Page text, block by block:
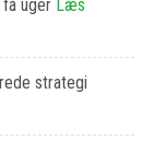
uger Læs
strategi